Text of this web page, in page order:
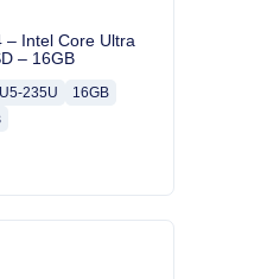
– Intel Core Ultra
– 16GB
235U
16GB